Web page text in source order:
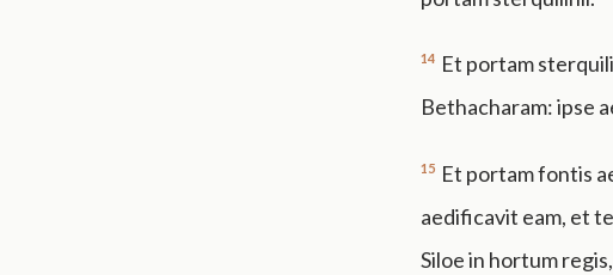
14 Et portam
Bethacharam: ipse
15 Et portam fontis
aedificavit eam, et
Siloe in hortum